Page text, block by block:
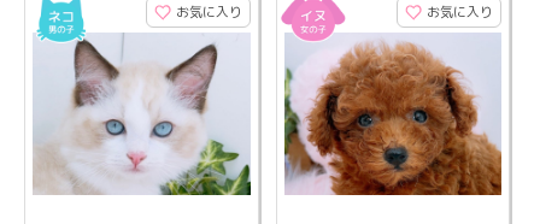
お気に入り お気に入り